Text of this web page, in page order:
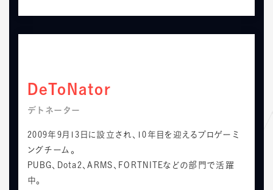
DeToNator
デトネーター
2009年9月13日に設立され、10年目を迎えるプロゲーミ
ングチーム。
PUBG、Dota2、ARMS、FORTNITEなどの部門で活躍
中。